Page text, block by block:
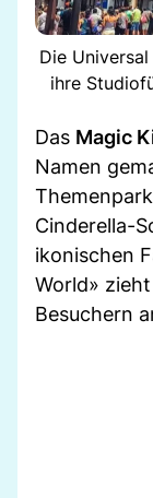
Die
ihre
Das Magic
Namen
Cinderella-
ikonischen
World»
Besuchern